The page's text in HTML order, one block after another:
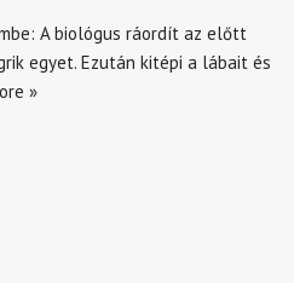
A biológus ráordít az előtt
egyet. Ezután kitépi a lábait és
»